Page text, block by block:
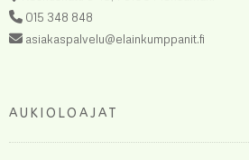
015 348 848
asiakaspalvelu@elainkumppanit.fi
AUKIOLOAJAT